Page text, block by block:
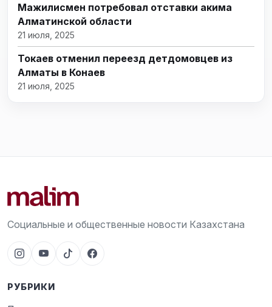
Мажилисмен потребовал отставки акима
Алматинской области
21 июля, 2025
Токаев отменил переезд детдомовцев из
Алматы в Конаев
21 июля, 2025
Социальные и общественные новости Казахстана
РУБРИКИ